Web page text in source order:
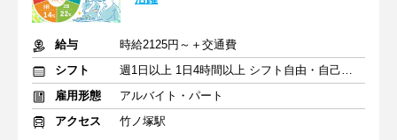
給与
時給2125円～＋交通費
シフト
週1日以上 1日4時間以上 シフト自由・自己申告
雇用形態
アルバイト・パート
アクセス
竹ノ塚駅